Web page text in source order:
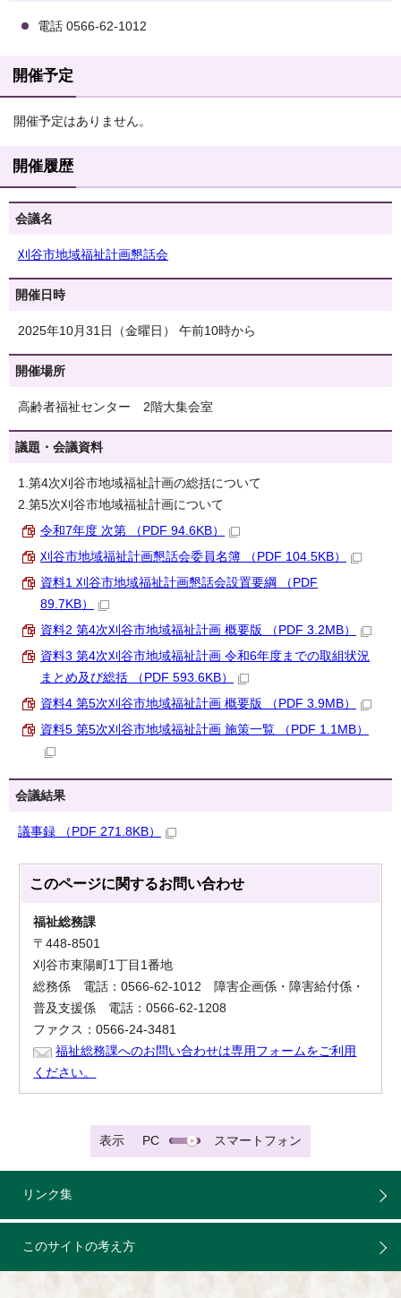
電話 0566-62-1012
開催予定
開催予定はありません。
開催履歴
会議名
刈谷市地域福祉計画懇話会
開催日時
2025年10月31日（金曜日） 午前10時から
開催場所
高齢者福祉センター 2階大集会室
議題・会議資料
1.第4次刈谷市地域福祉計画の総括について
2.第5次刈谷市地域福祉計画について
令和7年度 次第 （PDF 94.6KB）
刈谷市地域福祉計画懇話会委員名簿 （PDF 104.5KB）
資料1 刈谷市地域福祉計画懇話会設置要綱 （PDF
89.7KB）
資料2 第4次刈谷市地域福祉計画 概要版 （PDF 3.2MB）
資料3 第4次刈谷市地域福祉計画 令和6年度までの取組状況
まとめ及び総括 （PDF 593.6KB）
資料4 第5次刈谷市地域福祉計画 概要版 （PDF 3.9MB）
資料5 第5次刈谷市地域福祉計画 施策一覧 （PDF 1.1MB）
会議結果
議事録 （PDF 271.8KB）
このページに関するお問い合わせ
福祉総務課
〒448-8501
刈谷市東陽町1丁目1番地
総務係 電話：0566-62-1012 障害企画係・障害給付係・
普及支援係 電話：0566-62-1208
ファクス：0566-24-3481
福祉総務課へのお問い合わせは専用フォームをご利用
ください。
表示 PC スマートフォン
リンク集
このサイトの考え方